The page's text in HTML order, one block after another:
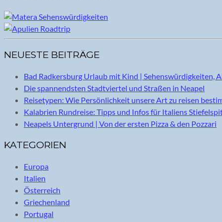
NEUESTE BEITRÄGE
Bad Radkersburg Urlaub mit Kind | Sehenswürdigkeiten,
Die spannendsten Stadtviertel und Straßen in Neapel
Reisetypen: Wie Persönlichkeit unsere Art zu reisen
Kalabrien Rundreise: Tipps und Infos für Italiens
Neapels Untergrund | Von der ersten Pizza & den Pozzari
KATEGORIEN
Europa
Italien
Österreich
Griechenland
Portugal